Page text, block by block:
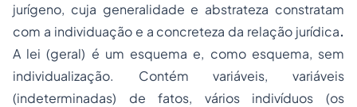
jurígeno, cuja generalidade e abstrateza constratam
com a individuação e a concreteza da relação jurídica.
A lei (geral) é um esquema e, como esquema, sem
individualização. Contém variáveis, variáveis
(indeterminadas) de fatos, vários indivíduos (os